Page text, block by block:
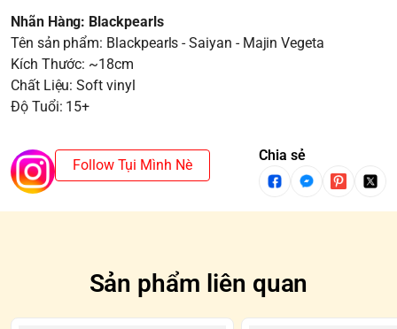
Nhãn Hàng: Blackpearls
Tên sản phẩm: Blackpearls - Saiyan - Majin Vegeta
Kích Thước: ~18cm
Chất Liệu: Soft vinyl
Độ Tuổi: 15+
Follow Tụi Mình Nè
Chia sẻ
Sản phẩm liên quan